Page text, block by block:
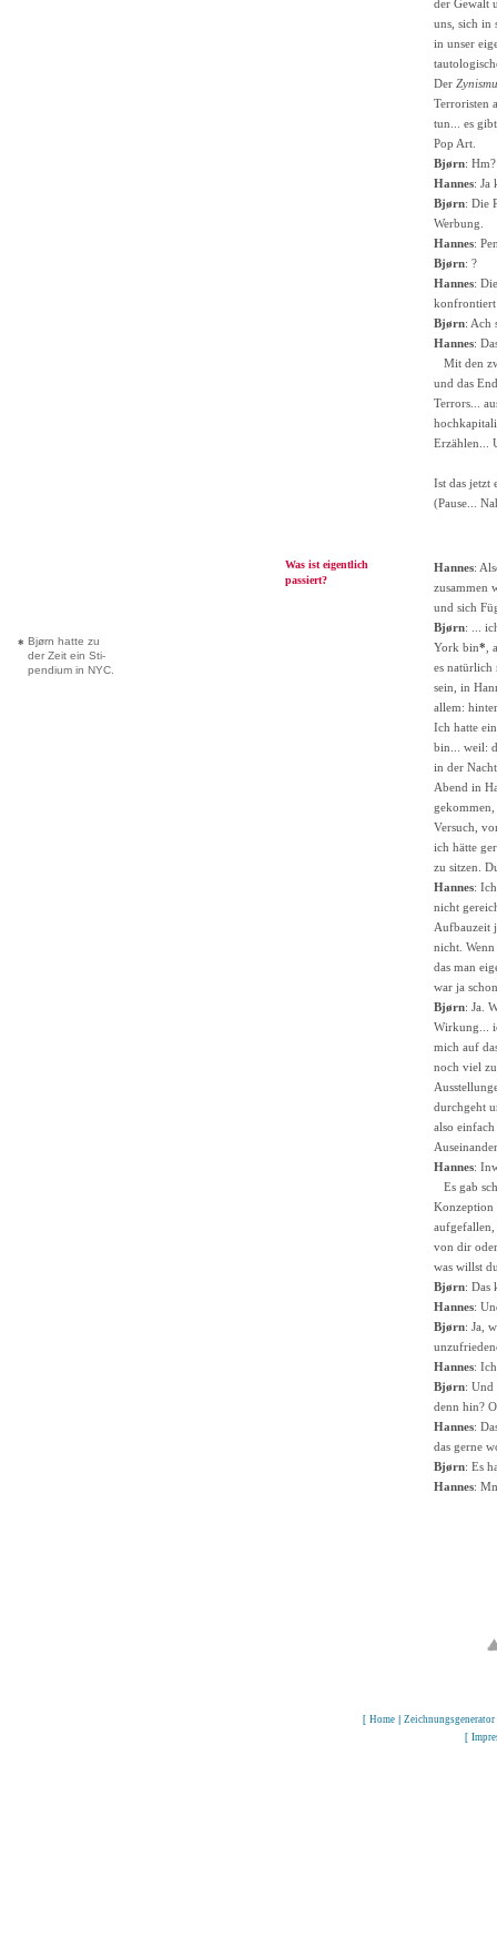
der Gewalt
uns, sich in
in unser
Der
Terroristen
tun... es
Pop Art.
Bjørn:
Hannes: Ja
Bjørn: Die
Werbung.
Hannes:
Bjørn: ?
Hannes:
konfrontiert
Bjørn: Ach
Hannes:
Mit den
und das
Terrors...
Erzählen...
Ist das jetzt
(Pause...
* Bjørn hatte zu
der Zeit ein Sti-
pendium in NYC.
Was ist eigentlich
passiert?
Hannes:
zusammen
und sich
Bjørn: ...
York bin*
es natürlich
sein, in
allem:
Ich hatte
bin... weil:
in der
Abend in
Versuch,
ich hätte
zu sitzen.
Hannes:
nicht
Aufbauzeit
nicht.
das man
war ja
Bjørn: Ja.
Wirkung...
mich auf
noch viel
durchgeht
also
Hannes:
Es gab
Konzeption
von dir
was willst
Bjørn: Das
Hannes:
Bjørn: Ja,
Hannes:
Bjørn: Und
denn hin?
Hannes:
das gerne
Bjørn: Es
Hannes:
[ Home| Zeichnungsgenerator
[